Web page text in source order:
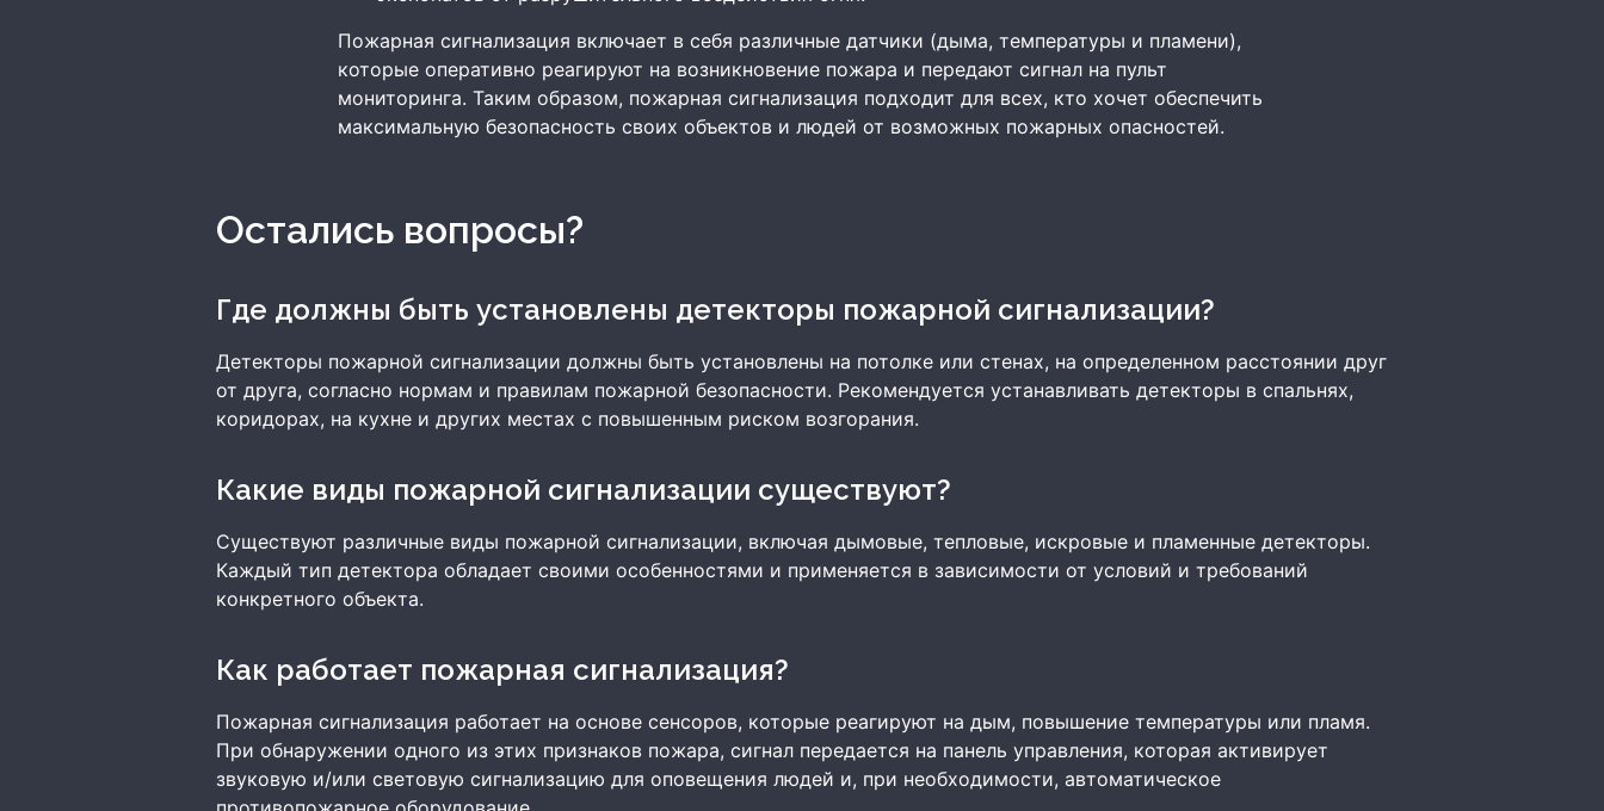
Пожарная сигнализация включает в себя различные датчики (дыма, температуры и пламени),
которые оперативно реагируют на возникновение пожара и передают сигнал на пульт
мониторинга. Таким образом, пожарная сигнализация подходит для всех, кто хочет обеспечить
максимальную безопасность своих объектов и людей от возможных пожарных опасностей.
Остались вопросы?
Где должны быть установлены детекторы пожарной сигнализации?
Детекторы пожарной сигнализации должны быть установлены на потолке или стенах, на определенном расстоянии друг
от друга, согласно нормам и правилам пожарной безопасности. Рекомендуется устанавливать детекторы в спальнях,
коридорах, на кухне и других местах с повышенным риском возгорания.
Какие виды пожарной сигнализации существуют?
Существуют различные виды пожарной сигнализации, включая дымовые, тепловые, искровые и пламенные детекторы.
Каждый тип детектора обладает своими особенностями и применяется в зависимости от условий и требований
конкретного объекта.
Как работает пожарная сигнализация?
Пожарная сигнализация работает на основе сенсоров, которые реагируют на дым, повышение температуры или пламя.
При обнаружении одного из этих признаков пожара, сигнал передается на панель управления, которая активирует
звуковую и/или световую сигнализацию для оповещения людей и, при необходимости, автоматическое